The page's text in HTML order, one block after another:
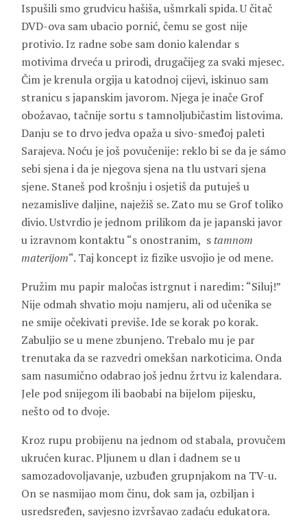
Ispušili smo grudvicu hašiša, ušmrkali spida. U čitač
DVD-ova sam ubacio pornić, čemu se gost nije
protivio. Iz radne sobe sam donio kalendar s
motivima drveća u prirodi, drugačijeg za svaki mjesec.
Čim je krenula orgija u katodnoj cijevi, iskinuo sam
stranicu s japanskim javorom. Njega je inače Grof
obožavao, tačnije sortu s tamnoljubičastim listovima.
Danju se to drvo jedva opaža u sivo-smeđoj paleti
Sarajeva. Noću je još povučenije: reklo bi se da je sámo
sebi sjena i da je njegova sjena na tlu ustvari sjena
sjene. Staneš pod krošnju i osjetiš da putuješ u
nezamislive daljine, naježiš se. Zato mu se Grof toliko
divio. Ustvrdio je jednom prilikom da je japanski javor
u izravnom kontaktu “s onostranim, s tamnom
materijom“. Taj koncept iz fizike usvojio je od mene.
Pružim mu papir maločas istrgnut i naredim: “Siluj!”
Nije odmah shvatio moju namjeru, ali od učenika se
ne smije očekivati previše. Ide se korak po korak.
Zabuljio se u mene zbunjeno. Trebalo mu je par
trenutaka da se razvedri omekšan narkoticima. Onda
sam nasumično odabrao još jednu žrtvu iz kalendara.
Jele pod snijegom ili baobabi na bijelom pijesku,
nešto od to dvoje.
Kroz rupu probijenu na jednom od stabala, provučem
ukrućen kurac. Pljunem u dlan i dadnem se u
samozadovoljavanje, uzbuđen grupnjakom na TV-u.
On se nasmijao mom činu, dok sam ja, ozbiljan i
usredsređen, savjesno izvršavao zadaću edukatora.